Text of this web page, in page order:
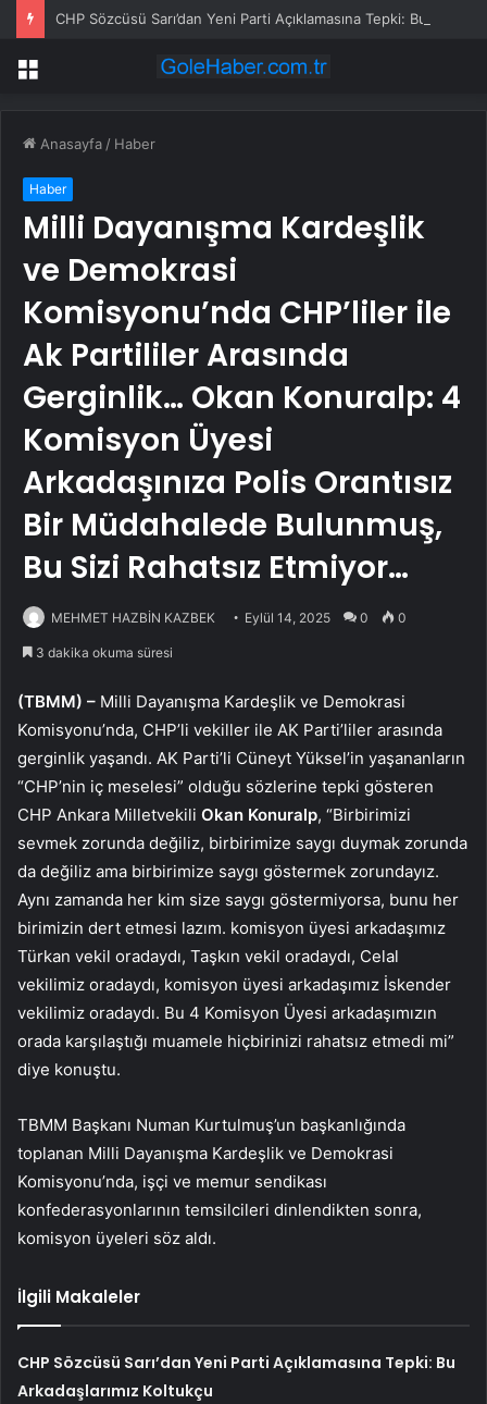
Menü
Anasayfa / Haber
Haber
Milli Dayanışma Kardeşlik
ve Demokrasi
Komisyonu’nda CHP’liler ile
Ak Partililer Arasında
Gerginlik… Okan Konuralp: 4
Komisyon Üyesi
Arkadaşınıza Polis Orantısız
Bir Müdahalede Bulunmuş,
Bu Sizi Rahatsız Etmiyor…
MEHMET HAZBİN KAZBEK Eylül 14, 2025 0 0
3 dakika okuma süresi
(TBMM) – Milli Dayanışma Kardeşlik ve Demokrasi
Komisyonu’nda, CHP’li vekiller ile AK Parti’liler arasında
gerginlik yaşandı. AK Parti’li Cüneyt Yüksel’in yaşananların
“CHP’nin iç meselesi” olduğu sözlerine tepki gösteren
CHP Ankara Milletvekili Okan Konuralp, “Birbirimizi
sevmek zorunda değiliz, birbirimize saygı duymak zorunda
da değiliz ama birbirimize saygı göstermek zorundayız.
Aynı zamanda her kim size saygı göstermiyorsa, bunu her
birimizin dert etmesi lazım. komisyon üyesi arkadaşımız
Türkan vekil oradaydı, Taşkın vekil oradaydı, Celal
vekilimiz oradaydı, komisyon üyesi arkadaşımız İskender
vekilimiz oradaydı. Bu 4 Komisyon Üyesi arkadaşımızın
orada karşılaştığı muamele hiçbirinizi rahatsız etmedi mi”
diye konuştu.
TBMM Başkanı Numan Kurtulmuş’un başkanlığında
toplanan Milli Dayanışma Kardeşlik ve Demokrasi
Komisyonu’nda, işçi ve memur sendikası
konfederasyonlarının temsilcileri dinlendikten sonra,
komisyon üyeleri söz aldı.
İlgili Makaleler
CHP Sözcüsü Sarı’dan Yeni Parti Açıklamasına Tepki: Bu
Arkadaşlarımız Koltukçu